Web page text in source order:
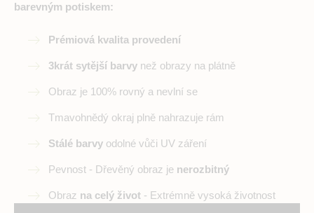
barevným potiskem:
Prémiová kvalita provedení
3krát sytější barvy než obrazy na plátně
Obraz je 100% rovný a nevlní se
Tmavohnědý okraj plně nahrazuje rám
Stálé barvy odolné vůči UV záření
Pevnost - Dřevěný obraz je nerozbitný
Obraz na celý život - Extrémně vysoká životnost